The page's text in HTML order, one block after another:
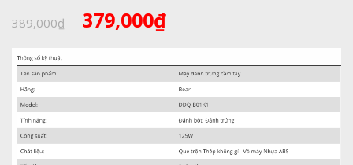
389,000₫ Giá
gốc
389,000₫.
379,000₫Giá
là:
379,000₫.